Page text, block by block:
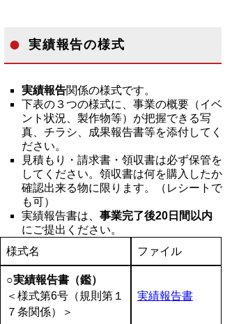
実績報告の様式
実績報告関係の様式です。
下表の３つの様式に、事業の概要（イベ
ント状況、製作物等）が把握できる写
真、チラシ、成果報告書等を添付してく
ださい。
見積もり・請求書・領収書は必ず保管を
してください。領収書は何を購入したか
確認出来る物に限ります。（レシートで
も可）
実績報告書は、事業完了後20日間以内
にご提出ください。
様式名
ファイル
○実績報告書（鑑）
＜様式第6号（規則第１
７条関係）＞
実績報告書